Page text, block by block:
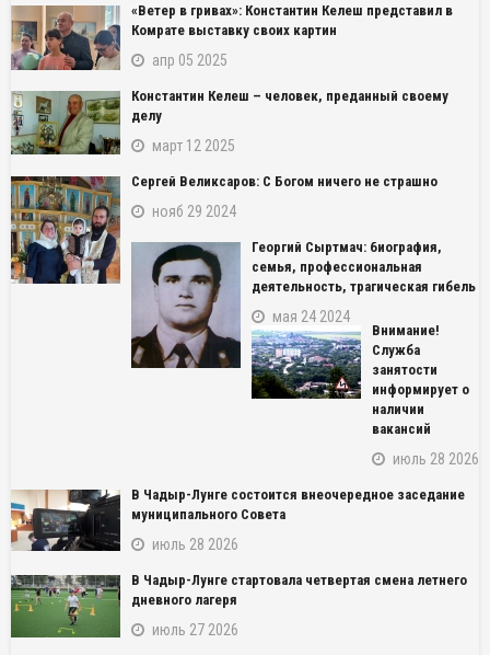
«Ветер в гривах»: Константин Келеш представил в
Комрате выставку своих картин
апр 05 2025
Константин Келеш – человек, преданный своему
делу
март 12 2025
Сергей Великсаров: С Богом ничего не страшно
нояб 29 2024
Георгий Сыртмач: биография,
семья, профессиональная
деятельность, трагическая гибель
мая 24 2024
Внимание!
Служба
занятости
информирует о
наличии
вакансий
июль 28 2026
В Чадыр-Лунге состоится внеочередное заседание
муниципального Совета
июль 28 2026
В Чадыр-Лунге стартовала четвертая смена летнего
дневного лагеря
июль 27 2026